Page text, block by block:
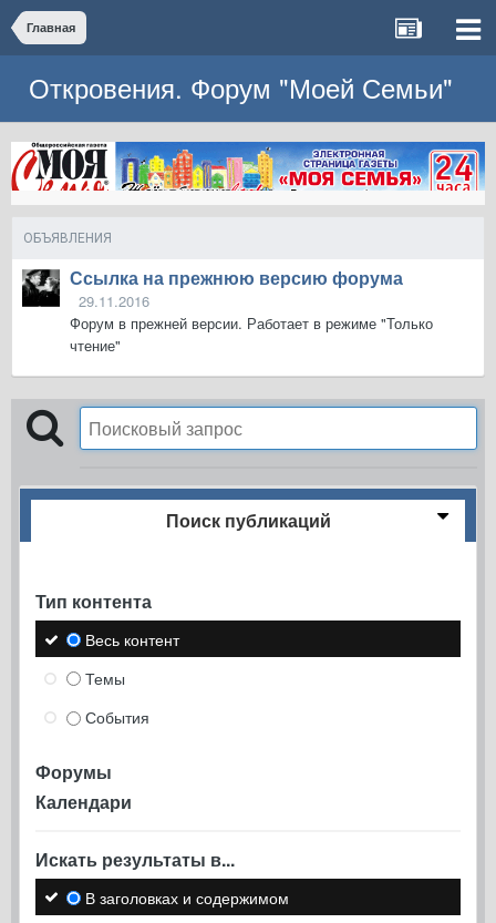
Главная
Откровения. Форум "Моей Семьи"
ОБЪЯВЛЕНИЯ
Ссылка на прежнюю версию форума
29.11.2016
Форум в прежней версии. Работает в режиме "Только
чтение"
Поиск публикаций
Тип контента
Весь контент
Темы
События
Форумы
Календари
Искать результаты в...
В заголовках и содержимом